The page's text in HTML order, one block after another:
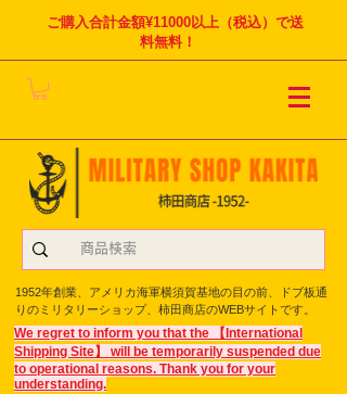
ご購入合計金額¥11000以上（税込）で送
料無料！
1952年創業、アメリカ海軍横須賀基地の目の前、ドブ板通
りのミリタリーショップ、柿田商店のWEBサイトです。
We regret to inform you that the 【International
Shipping Site】 will be temporarily suspended due
to operational reasons. Thank you for your
understanding.